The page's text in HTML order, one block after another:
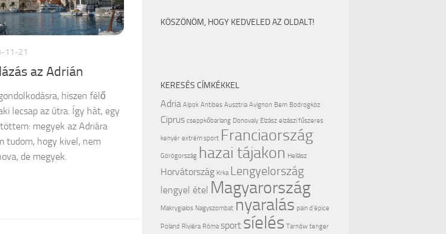
11-21
az Adrián
hiszen félő
lecsap az útra. Így hát, egy
megyek az Adriára
tudom, hogy kivel, nem
de megyek.
KÖSZÖNÖM, HOGY KEDVELED AZ OLDALT!
KERESÉS CÍMKÉKKEL
Adria Alpok Antibes Ausztria Avignon Bem Bodrogköz
Ciprus cseppkőbarlang Donovaly Elzász elzászi fűszeres
kenyér extrém sport Franciaország
Görögország hazai tájakon Hellász
Horvátország Krka Lengyelország
lengyel étel Magyarország
Makrygialos Nagyszombat nyaralás pain d'épice
Poland Riviéra Róma sport síelés Tarnów tenger